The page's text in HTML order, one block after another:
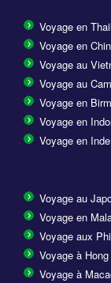
Voyage en
Voyage en
Voyage au
Voyage au
Voyage en
Voyage en
Voyage en Inde
Voyage au
Voyage en
Voyage aux
Voyage à
Voyage à